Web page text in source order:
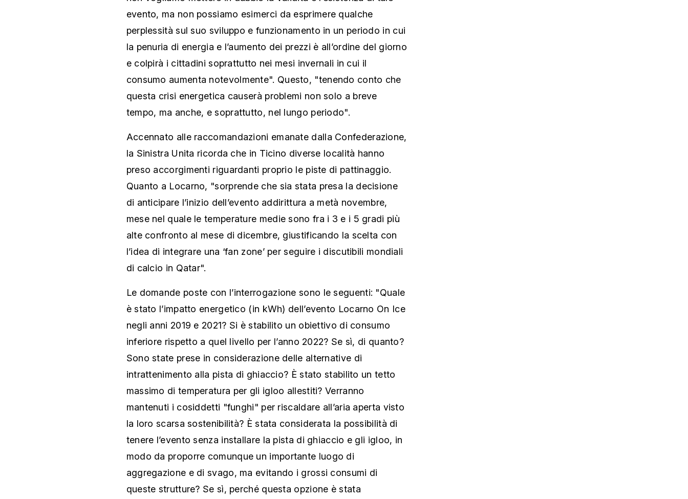
evento, ma non possiamo esimerci da esprimere qualche
perplessità sul suo sviluppo e funzionamento in un periodo in cui
la penuria di energia e l’aumento dei prezzi è all’ordine del giorno
e colpirà i cittadini soprattutto nei mesi invernali in cui il
consumo aumenta notevolmente". Questo, "tenendo conto che
questa crisi energetica causerà problemi non solo a breve
tempo, ma anche, e soprattutto, nel lungo periodo".
Accennato alle raccomandazioni emanate dalla Confederazione,
la Sinistra Unita ricorda che in Ticino diverse località hanno
preso accorgimenti riguardanti proprio le piste di pattinaggio.
Quanto a Locarno, "sorprende che sia stata presa la decisione
di anticipare l’inizio dell’evento addirittura a metà novembre,
mese nel quale le temperature medie sono fra i 3 e i 5 gradi più
alte confronto al mese di dicembre, giustificando la scelta con
l’idea di integrare una ‘fan zone’ per seguire i discutibili mondiali
di calcio in Qatar".
Le domande poste con l’interrogazione sono le seguenti: "Quale
è stato l’impatto energetico (in kWh) dell’evento Locarno On Ice
negli anni 2019 e 2021? Si è stabilito un obiettivo di consumo
inferiore rispetto a quel livello per l’anno 2022? Se sì, di quanto?
Sono state prese in considerazione delle alternative di
intrattenimento alla pista di ghiaccio? È stato stabilito un tetto
massimo di temperatura per gli igloo allestiti? Verranno
mantenuti i cosiddetti "funghi" per riscaldare all’aria aperta visto
la loro scarsa sostenibilità? È stata considerata la possibilità di
tenere l’evento senza installare la pista di ghiaccio e gli igloo, in
modo da proporre comunque un importante luogo di
aggregazione e di svago, ma evitando i grossi consumi di
queste strutture? Se sì, perché questa opzione è stata